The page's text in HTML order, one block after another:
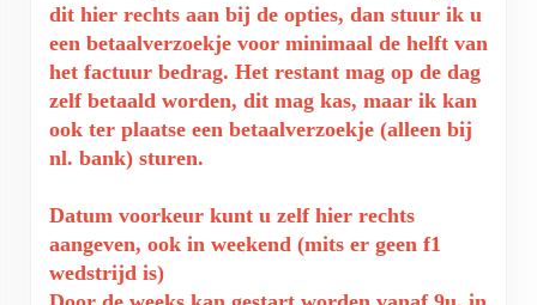
dit hier rechts aan bij de opties, dan stuur ik u
een betaalverzoekje voor minimaal de helft van
het factuur bedrag. Het restant mag op de dag
zelf betaald worden, dit mag kas, maar ik kan
ook ter plaatse een betaalverzoekje (alleen bij
nl. bank) sturen.
Datum voorkeur kunt u zelf hier rechts
aangeven, ook in weekend (mits er geen f1
wedstrijd is)